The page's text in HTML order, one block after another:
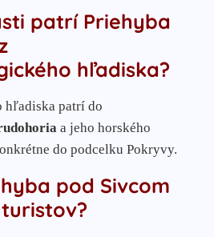
patrí Priehyba
hľadiska?
hľadiska patrí do
a jeho horského
do podcelku Pokryvy.
pod Sivcom